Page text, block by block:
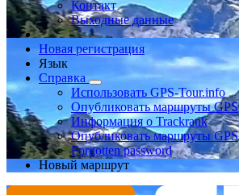
Контакт
Выходные данные
Новая регистрация
Язык
Справка
Использовать GPS-Tour.info
Опубликовать маршруты GPS
Информация о Trackrank
Опубликовать маршруты GPS
Forgotten password
Новый маршрут